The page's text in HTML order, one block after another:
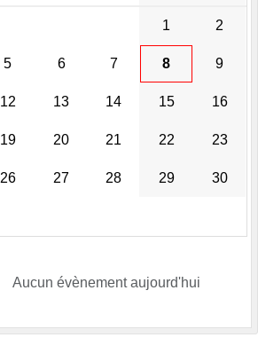
1 2
5 6 7 8 9
12 13 14 15 16
19 20 21 22 23
26 27 28 29 30
Aucun évènement aujourd'hui